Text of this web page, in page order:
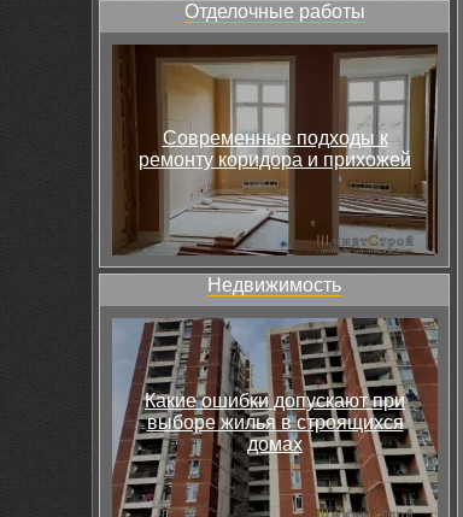
Отделочные работы
Современные подходы к
ремонту коридора и прихожей
Недвижимость
Какие ошибки допускают при
выборе жилья в строящихся
домах